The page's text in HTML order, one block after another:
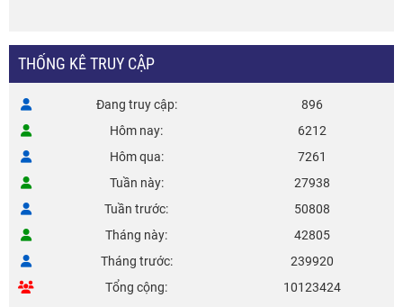
THỐNG KÊ TRUY CẬP
Đang truy cập
896
Hôm nay
6212
Hôm qua
7261
Tuần này
27938
Tuần trước
50808
Tháng này
42805
Tháng trước
239920
Tổng cộng
10123424